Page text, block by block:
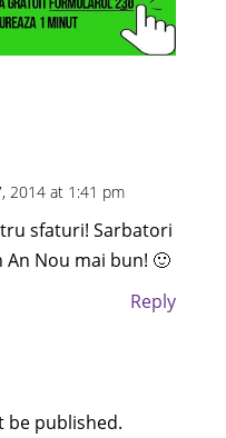
2014 at 1:41 pm
sfaturi! Sarbatori
Nou mai bun! 🙂
Reply
be published.